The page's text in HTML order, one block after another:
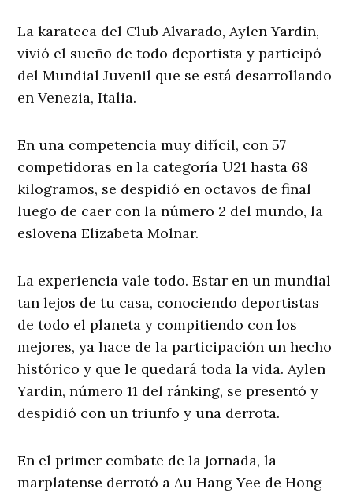
La karateca del Club Alvarado, Aylen Yardin,
vivió el sueño de todo deportista y participó
del Mundial Juvenil que se está desarrollando
en Venezia, Italia.
En una competencia muy difícil, con 57
competidoras en la categoría U21 hasta 68
kilogramos, se despidió en octavos de final
luego de caer con la número 2 del mundo, la
eslovena Elizabeta Molnar.
La experiencia vale todo. Estar en un mundial
tan lejos de tu casa, conociendo deportistas
de todo el planeta y compitiendo con los
mejores, ya hace de la participación un hecho
histórico y que le quedará toda la vida. Aylen
Yardin, número 11 del ránking, se presentó y
despidió con un triunfo y una derrota.
En el primer combate de la jornada, la
marplatense derrotó a Au Hang Yee de Hong